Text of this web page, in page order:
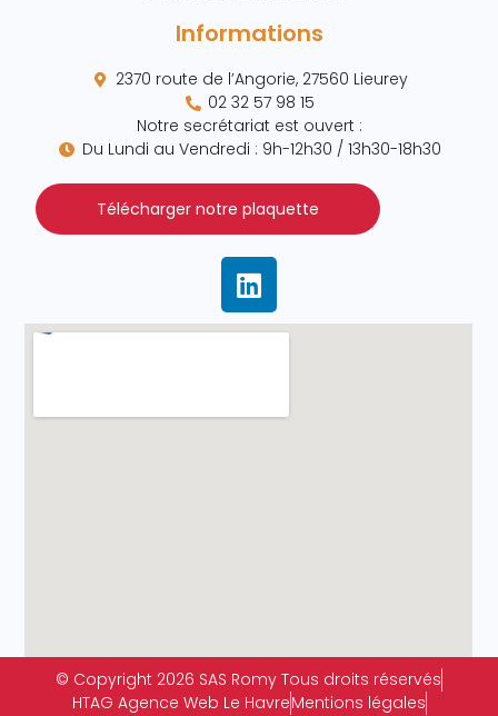
Informations
2370 route de l’Angorie, 27560 Lieurey
02 32 57 98 15
Notre secrétariat est ouvert :
Du Lundi au Vendredi : 9h-12h30 / 13h30-18h30
Télécharger notre plaquette
© Copyright 2026 SAS Romy Tous droits réservés
HTAG Agence Web Le HavreMentions légales